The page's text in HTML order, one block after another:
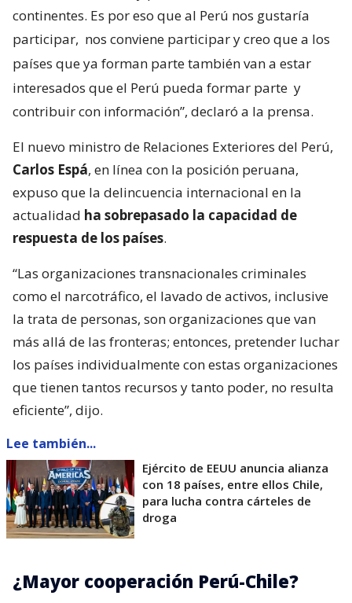
continentes. Es por eso que al Perú nos gustaría
participar, nos conviene participar y creo que a los
países que ya forman parte también van a estar
interesados que el Perú pueda formar parte y
contribuir con información”, declaró a la prensa.
El nuevo ministro de Relaciones Exteriores del Perú,
Carlos Espá, en línea con la posición peruana,
expuso que la delincuencia internacional en la
actualidad ha sobrepasado la capacidad de
respuesta de los países.
“Las organizaciones transnacionales criminales
como el narcotráfico, el lavado de activos, inclusive
la trata de personas, son organizaciones que van
más allá de las fronteras; entonces, pretender luchar
los países individualmente con estas organizaciones
que tienen tantos recursos y tanto poder, no resulta
eficiente”, dijo.
Lee también...
Ejército de EEUU anuncia alianza
con 18 países, entre ellos Chile,
para lucha contra cárteles de
droga
¿Mayor cooperación Perú-Chile?